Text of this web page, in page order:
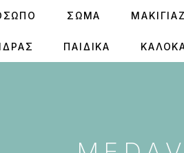
ΣΩΜΑ ΜΑΚΙΓΙΑΖ
ΠΑΙΔΙΚΑ